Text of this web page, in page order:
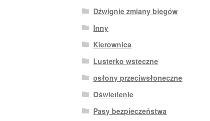
Dźwignie zmiany biegów
Inny
Kierownica
Lusterko wsteczne
osłony przeciwsłoneczne
Oświetlenie
Pasy bezpieczeństwa